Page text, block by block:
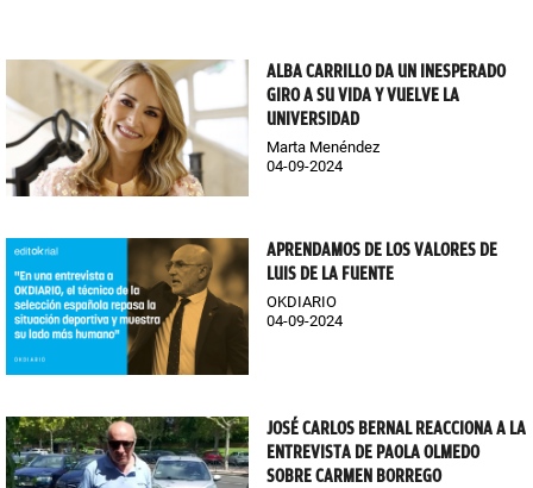
ALBA CARRILLO DA UN INESPERADO
GIRO A SU VIDA Y VUELVE LA
UNIVERSIDAD
Marta Menéndez
04-09-2024
APRENDAMOS DE LOS VALORES DE
LUIS DE LA FUENTE
OKDIARIO
04-09-2024
JOSÉ CARLOS BERNAL REACCIONA A LA
ENTREVISTA DE PAOLA OLMEDO
SOBRE CARMEN BORREGO